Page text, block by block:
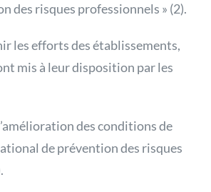
des risques professionnels » (2).
les efforts des établissements,
mis à leur disposition par les
des conditions de
de prévention des risques